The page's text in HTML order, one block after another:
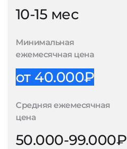
10-15 мес
Минимальная
ежемесячная цена
от 40.000₽
Средняя ежемесячная
цена
50.000-99.000₽